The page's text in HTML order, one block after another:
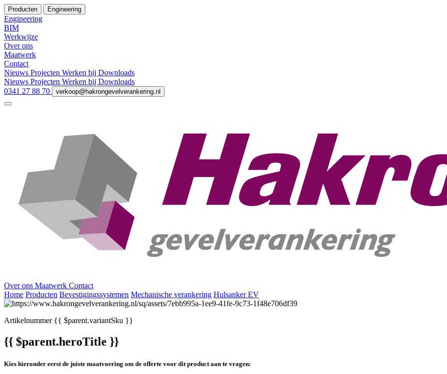
Producten Engineering
Engineering
BIM
Werkwijze
Over ons
Maatwerk
Contact
Nieuws Projecten Werken bij Downloads
Nieuws Projecten Werken bij Downloads
0341 27 88 70
verkoop@hakrongevelverankering.nl
Over ons Maatwerk Contact
Home Producten Bevestigingssystemen Mechanische verankering Hulsanker EV
Artikelnummer{{ $parent.variantSku }}
{{ $parent.heroTitle }}
Kies hieronder eerst de juiste maatvoering om de offerte voor dit product aan te vragen: